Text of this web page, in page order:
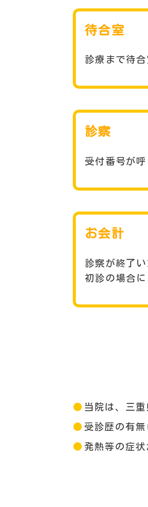
待合室
診療まで待
診察
受付番号が
お会計
診察が終了
初診の場合
当院は、三
受診歴の有
発熱等の症